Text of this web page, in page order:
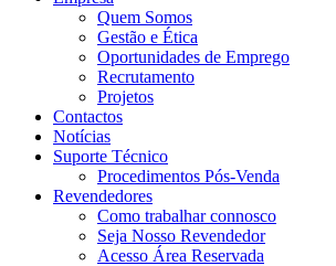
Quem Somos
Gestão e Ética
Oportunidades de Emprego
Recrutamento
Projetos
Contactos
Notícias
Suporte Técnico
Procedimentos Pós-Venda
Revendedores
Como trabalhar connosco
Seja Nosso Revendedor
Acesso Área Reservada